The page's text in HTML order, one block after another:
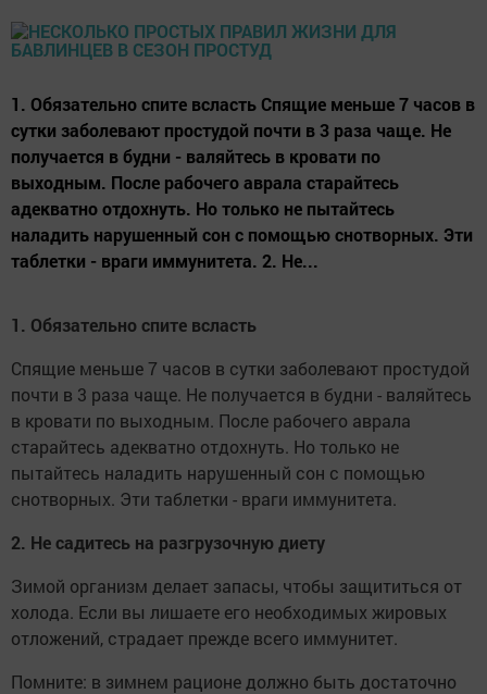
1. Обязательно спите всласть Спящие меньше 7 часов в
сутки заболевают простудой почти в 3 раза чаще. Не
получается в будни - валяйтесь в кровати по
выходным. После рабочего аврала старайтесь
адекватно отдохнуть. Но только не пытайтесь
наладить нарушенный сон с помощью снотворных. Эти
таблетки - враги иммунитета. 2. Не...
1. Обязательно спите всласть
Спящие меньше 7 часов в сутки заболевают простудой
почти в 3 раза чаще. Не получается в будни - валяйтесь
в кровати по выходным. После рабочего аврала
старайтесь адекватно отдохнуть. Но только не
пытайтесь наладить нарушенный сон с помощью
снотворных. Эти таблетки - враги иммунитета.
2. Не садитесь на разгрузочную диету
Зимой организм делает запасы, чтобы защититься от
холода. Если вы лишаете его необходимых жировых
отложений, страдает прежде всего иммунитет.
Помните: в зимнем рационе должно быть достаточно